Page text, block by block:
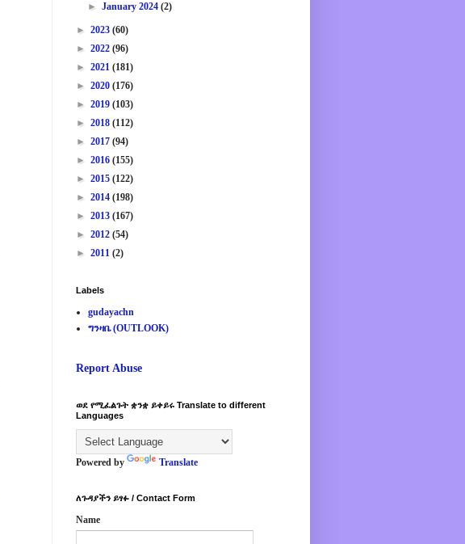
►January 2024(2)
► 2023 (60)
► 2022 (96)
► 2021 (181)
► 2020 (176)
► 2019 (103)
► 2018 (112)
► 2017 (94)
► 2016 (155)
► 2015 (122)
► 2014 (198)
► 2013 (167)
► 2012 (54)
► 2011 (2)
Labels
gudayachn
ግንዛቤ (OUTLOOK)
Report Abuse
ወደ የሚፈልጉት ቋንቋ ይቀይሩ Translate to different
Languages
Powered by Translate
ለጉዳያችን ይፃፉ / Contact Form
Name